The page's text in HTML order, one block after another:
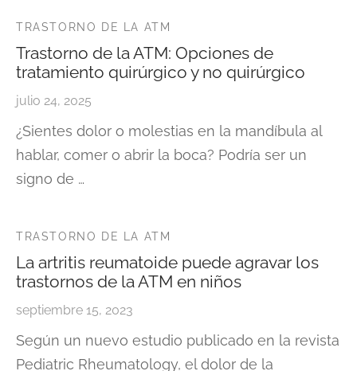
TRASTORNO DE LA ATM
Trastorno de la ATM: Opciones de
tratamiento quirúrgico y no quirúrgico
julio 24, 2025
¿Sientes dolor o molestias en la mandíbula al
hablar, comer o abrir la boca? Podría ser un
signo de …
TRASTORNO DE LA ATM
La artritis reumatoide puede agravar los
trastornos de la ATM en niños
septiembre 15, 2023
Según un nuevo estudio publicado en la revista
Pediatric Rheumatology, el dolor de la